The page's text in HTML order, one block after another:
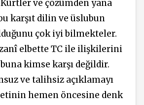
Kürtler ve çözümden yana
karşıt dilin ve üslubun
çok iyi bilmekteler.
elbette TC ile ilişkilerini
kimse karşı değildir.
ve talihsiz açıklamayı
hemen öncesine denk